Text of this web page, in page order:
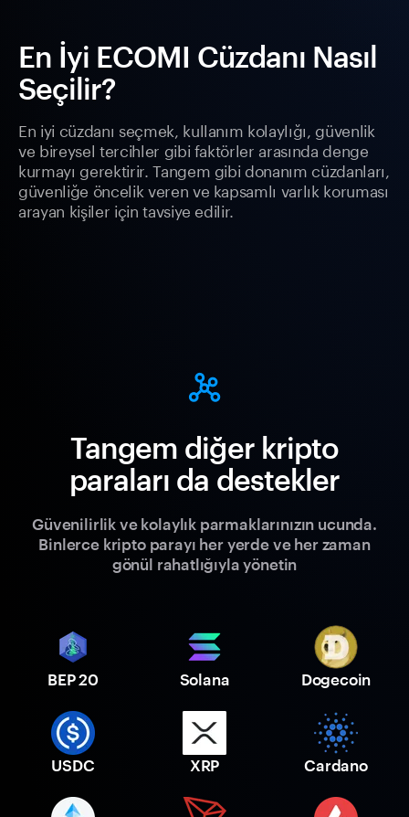
En İyi ECOMI Cüzdanı Nasıl
Seçilir?
En iyi cüzdanı seçmek, kullanım kolaylığı, güvenlik
ve bireysel tercihler gibi faktörler arasında denge
kurmayı gerektirir. Tangem gibi donanım cüzdanları,
güvenliğe öncelik veren ve kapsamlı varlık koruması
arayan kişiler için tavsiye edilir.
Tangem diğer kripto
paraları da destekler
Güvenilirlik ve kolaylık parmaklarınızın ucunda.
Binlerce kripto parayı her yerde ve her zaman
gönül rahatlığıyla yönetin
BEP 20 Solana Dogecoin
USDC XRP Cardano